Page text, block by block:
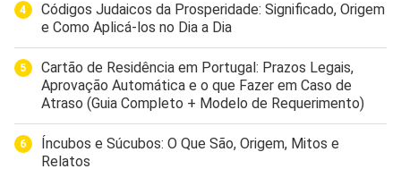
Códigos Judaicos da Prosperidade: Significado, Origem
e Como Aplicá-los no Dia a Dia
Cartão de Residência em Portugal: Prazos Legais,
Aprovação Automática e o que Fazer em Caso de
Atraso (Guia Completo + Modelo de Requerimento)
Íncubos e Súcubos: O Que São, Origem, Mitos e
Relatos